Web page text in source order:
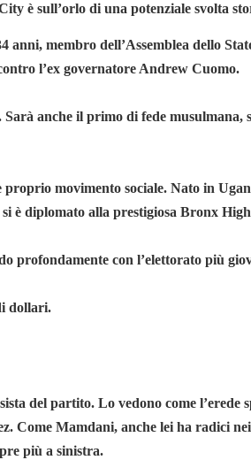
è sull’orlo di una potenziale svolta
membro dell’Assemblea dello
l’ex governatore Andrew Cuomo.
anche il primo di fede
movimento sociale. Nato in
è diplomato alla prestigiosa Bronx
profondamente con l’elettorato più
dollari.
del partito. Lo vedono come
Come Mamdani, anche lei ha radici
più a sinistra.